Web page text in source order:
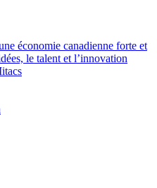
économie canadienne forte et
le talent et l’innovation